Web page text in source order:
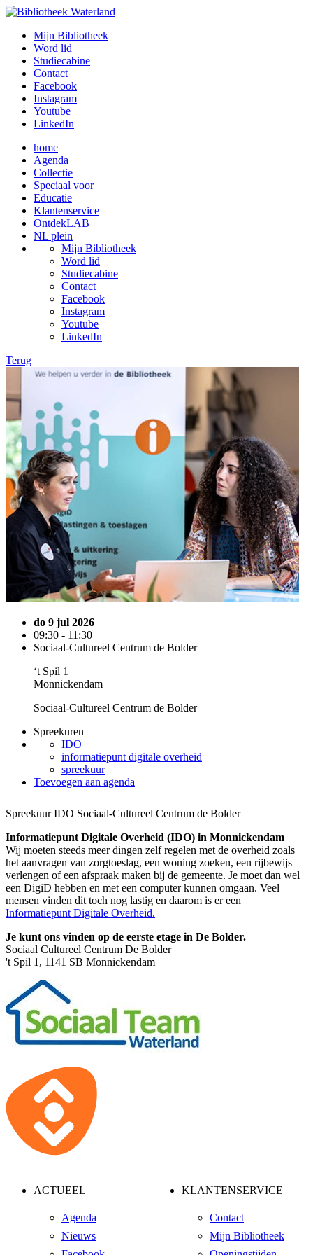
Mijn Bibliotheek
Word lid
Studiecabine
Contact
Facebook
Instagram
Youtube
LinkedIn
home
Agenda
Collectie
Speciaal voor
Educatie
Klantenservice
OntdekLAB
NL plein
Mijn Bibliotheek
Word lid
Studiecabine
Contact
Facebook
Instagram
Youtube
LinkedIn
Terug
do 9 jul 2026
09:30 - 11:30
Sociaal-Cultureel Centrum de Bolder
‘t Spil 1
Monnickendam
Sociaal-Cultureel Centrum de Bolder
Spreekuren
IDO
informatiepunt digitale overheid
spreekuur
Toevoegen aan agenda
Spreekuur IDO Sociaal-Cultureel Centrum de Bolder
Informatiepunt Digitale Overheid (IDO) in Monnickendam
Wij moeten steeds meer dingen zelf regelen met de overheid zoals
het aanvragen van zorgtoeslag, een woning zoeken, een rijbewijs
verlengen of een afspraak maken bij de gemeente. Je moet dan wel
een DigiD hebben en met een computer kunnen omgaan. Veel
mensen vinden dit toch nog lastig en daarom is er een
Informatiepunt Digitale Overheid.
Je kunt ons vinden op de eerste etage in De Bolder.
Sociaal Cultureel Centrum De Bolder
't Spil 1, 1141 SB Monnickendam
ACTUEEL
Agenda
Nieuws
KLANTENSERVICE
Contact
Mijn Bibliotheek